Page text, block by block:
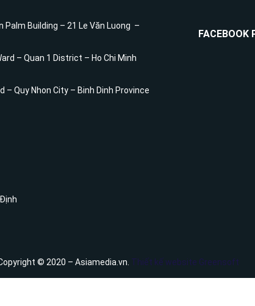
Palm Building – 21 Le Văn Luong –
– Quan 1 District – Ho Chi Minh
– Quy Nhon City – Binh Dinh Province
FACEBOOK
© 2020 – Asiamedia.vn. Thiết kế website Greensoft